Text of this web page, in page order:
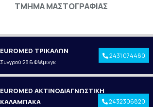
ΤΜΗΜΑ ΜΑΣΤΟΓΡΑΦΙΑΣ
EUROMED ΤΡΙΚΑΛΩΝ
Συγγρού 28 & Φλέμινγκ
2431 074480
EUROMED ΑΚΤΙΝΟΔΙΑΓΝΩΣΤΙΚΗ
ΚΑΛΑΜΠΑΚΑ
2432306820